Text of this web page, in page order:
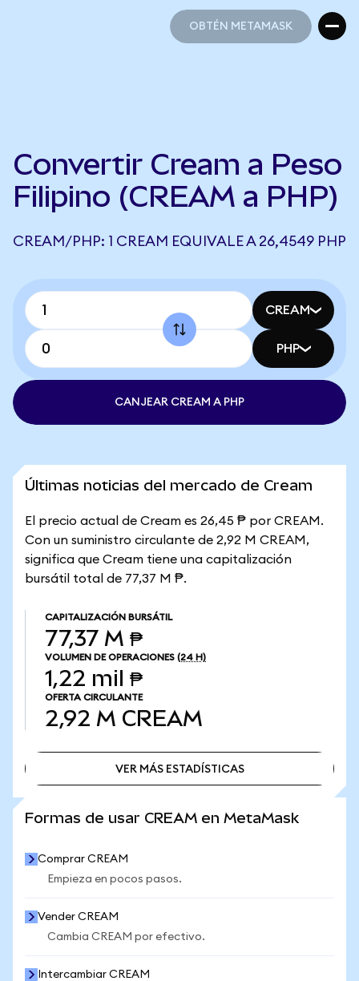
OBTÉN METAMASK
Convertir Cream a Peso
Filipino (CREAM a PHP)
CREAM/PHP: 1 CREAM EQUIVALE A 26,4549 PHP
CREAM
PHP
CANJEAR CREAM A PHP
Últimas noticias del mercado de Cream
El precio actual de Cream es 26,45 ₱ por CREAM.
Con un suministro circulante de 2,92 M CREAM,
significa que Cream tiene una capitalización
bursátil total de 77,37 M ₱.
CAPITALIZACIÓN BURSÁTIL
77,37 M ₱
VOLUMEN DE OPERACIONES (24 H)
1,22 mil ₱
OFERTA CIRCULANTE
2,92 M CREAM
VER MÁS ESTADÍSTICAS
Formas de usar CREAM en MetaMask
Comprar CREAM
Empieza en pocos pasos.
Vender CREAM
Cambia CREAM por efectivo.
Intercambiar CREAM